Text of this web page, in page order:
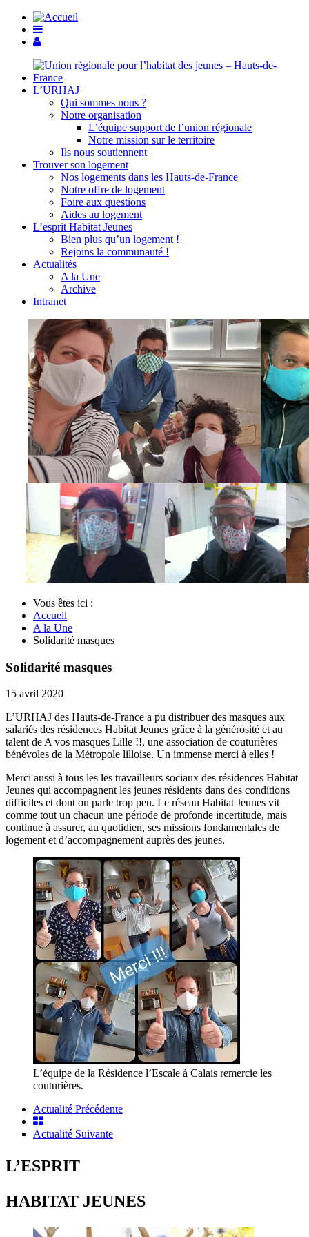
L’URHAJ
Qui sommes nous ?
Notre organisation
L’équipe support de l’union régionale
Notre mission sur le territoire
Ils nous soutiennent
Trouver son logement
Nos logements dans les Hauts-de-France
Notre offre de logement
Foire aux questions
Aides au logement
L’esprit Habitat Jeunes
Bien plus qu’un logement !
Rejoins la communauté !
Actualités
A la Une
Archive
Intranet
Vous êtes ici :
Accueil
A la Une
Solidarité masques
Solidarité masques
15 avril 2020
L’URHAJ des Hauts-de-France a pu distribuer des masques aux
salariés des résidences Habitat Jeunes grâce à la générosité et au
talent de A vos masques Lille !!, une association de couturières
bénévoles de la Métropole lilloise. Un immense merci à elles !
Merci aussi à tous les les travailleurs sociaux des résidences Habitat
Jeunes qui accompagnent les jeunes résidents dans des conditions
difficiles et dont on parle trop peu. Le réseau Habitat Jeunes vit
comme tout un chacun une période de profonde incertitude, mais
continue à assurer, au quotidien, ses missions fondamentales de
logement et d’accompagnement auprès des jeunes.
L’équipe de la Résidence l’Escale à Calais remercie les
couturières.
Actualité Précédente
Actualité Suivante
L’ESPRIT
HABITAT JEUNES